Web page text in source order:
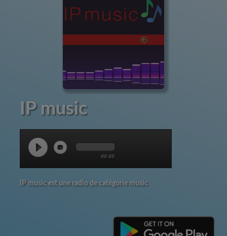
IP music
00:00
IP music est une radio de catégorie music